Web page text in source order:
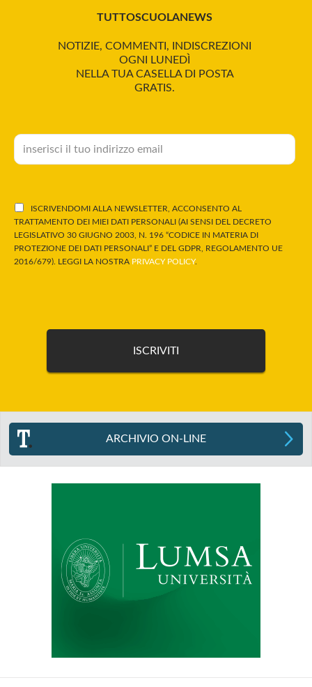
TUTTOSCUOLANEWS
NOTIZIE, COMMENTI, INDISCREZIONI
OGNI LUNEDÌ
NELLA TUA CASELLA DI POSTA
GRATIS.
ISCRIVENDOMI ALLA NEWSLETTER, ACCONSENTO AL
TRATTAMENTO DEI MIEI DATI PERSONALI (AI SENSI DEL DECRETO
LEGISLATIVO 30 GIUGNO 2003, N. 196 “CODICE IN MATERIA DI
PROTEZIONE DEI DATI PERSONALI” E DEL GDPR, REGOLAMENTO UE
2016/679). LEGGI LA NOSTRA PRIVACY POLICY.
ARCHIVIO ON-LINE